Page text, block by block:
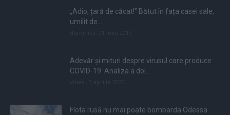
„Adio, țară de căcat!” Bătut în fața casei sale,
umilit de...
Adevăr și mituri despre virusul care produce
COVID-19. Analiza a doi...
Flota rusă nu mai poate bombarda Odessa